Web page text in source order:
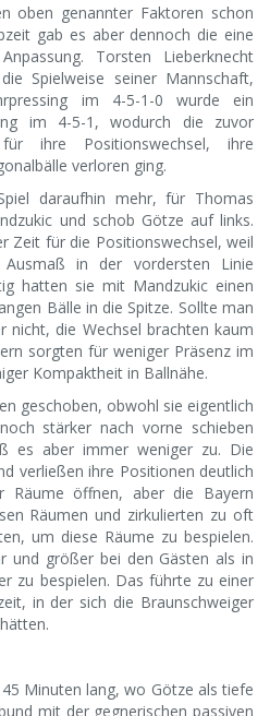
oben genannter Faktoren schon
gab es aber dennoch die eine
Torsten Lieberknecht
Spielweise seiner Mannschaft,
im 4-5-1-0 wurde ein
im 4-5-1, wodurch die zuvor
ihre Positionswechsel, ihre
verloren ging.
daraufhin mehr, für Thomas
und schob Götze auf links.
Zeit für die Positionswechsel, weil
in der vordersten Linie
hatten sie mit Mandzukic einen
Bälle in die Spitze. Sollte man
nicht, die Wechsel brachten kaum
sorgten für weniger Präsenz im
Kompaktheit in Ballnähe.
geschoben, obwohl sie eigentlich
stärker nach vorne schieben
es aber immer weniger zu. Die
verließen ihre Positionen deutlich
öffnen, aber die Bayern
Räumen und zirkulierten zu oft
um diese Räume zu bespielen.
und größer bei den Gästen als in
zu bespielen. Das führte zu einer
in der sich die Braunschweiger
Minuten lang, wo Götze als tiefe
mit der gegnerischen passiven